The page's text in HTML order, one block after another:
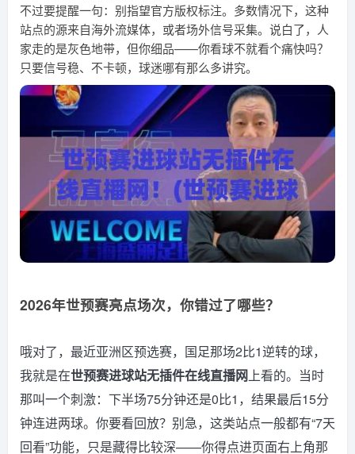
不过要提醒一句：别指望官方版权标注。多数情况下，这种
站点的源来自海外流媒体，或者场外信号采集。说白了，人
家走的是灰色地带，但你细品——你看球不就看个痛快吗？
只要信号稳、不卡顿，球迷哪有那么多讲究。
2026年世预赛亮点场次，你错过了哪些？
哦对了，最近亚洲区预选赛，国足那场2比1逆转的球，
我就是在世预赛进球站无插件在线直播网上看的。当时
那叫一个刺激：下半场75分钟还是0比1，结果最后15分
钟连进两球。你要看回放？别急，这类站点一般都有“7天
回看”功能，只是藏得比较深——你得点进页面右上角那